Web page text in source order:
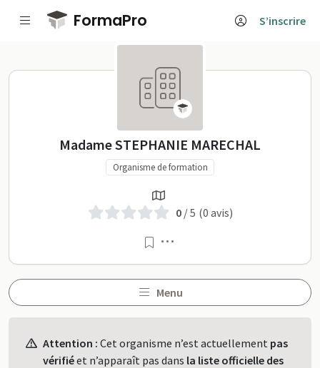
Passer au contenu principal
FormaPro S’inscrire
Madame STEPHANIE
Madame STEPHANIE MARECHAL
Organisme de formation
0/ 5 (0 avis)
Menu
Attention : Cet organisme n’est actuellement pas
vérifiéet n’apparaît pas dans la liste officielle des